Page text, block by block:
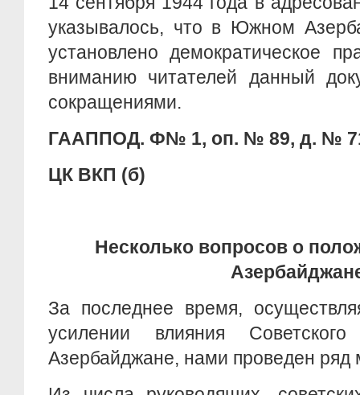
указывалось, что в Южном
установлено демократическое
вниманию читателей данный
сокращениями.
ГААППОД. Ф№ 1, оп. № 89, д. №
ЦК ВКП (б)
Несколько вопросов о
За последнее время,
усилении влияния
Азербайджане, нами проведен ряд